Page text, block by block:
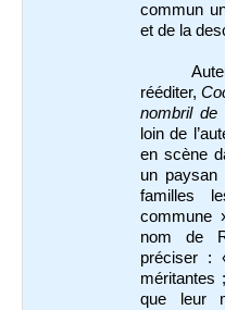
commun
et de la
rééditer,
nombril de
loin de
en scène
un paysan
familles
commune
nom de
préciser :
méritantes
que leur